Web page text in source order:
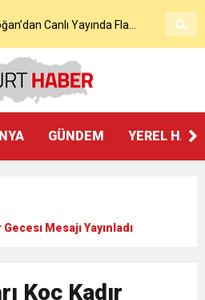
Canlı Yayında Flaş
Netleşti! Geliyor
GÜNDEM YEREL
Mesajı Yayınladı
Koc Kadır